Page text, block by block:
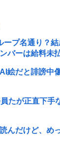
ープ名通り？結
バーは給料未
絵だと誹謗中
たが正直下手
んだけど、め